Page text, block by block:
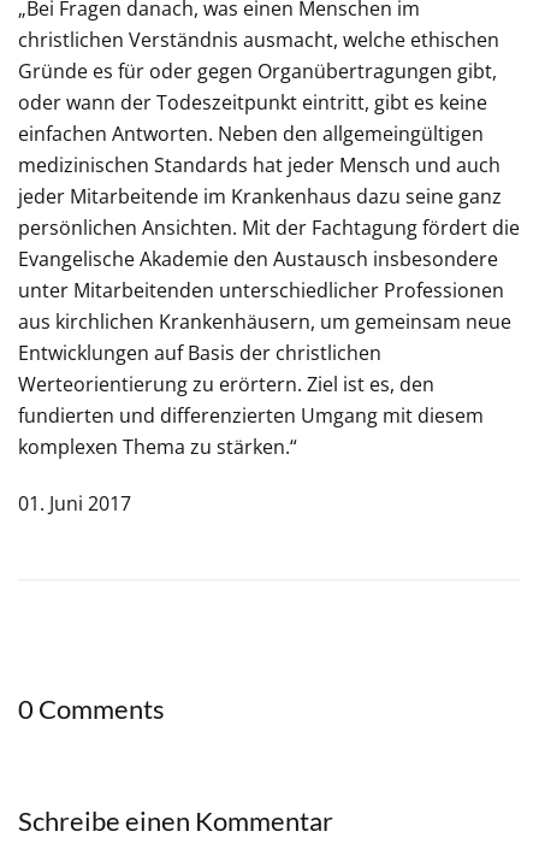
„Bei Fragen danach, was einen Menschen im
christlichen Verständnis ausmacht, welche ethischen
Gründe es für oder gegen Organübertragungen gibt,
oder wann der Todeszeitpunkt eintritt, gibt es keine
einfachen Antworten. Neben den allgemeingültigen
medizinischen Standards hat jeder Mensch und auch
jeder Mitarbeitende im Krankenhaus dazu seine ganz
persönlichen Ansichten. Mit der Fachtagung fördert die
Evangelische Akademie den Austausch insbesondere
unter Mitarbeitenden unterschiedlicher Professionen
aus kirchlichen Krankenhäusern, um gemeinsam neue
Entwicklungen auf Basis der christlichen
Werteorientierung zu erörtern. Ziel ist es, den
fundierten und differenzierten Umgang mit diesem
komplexen Thema zu stärken.“
01. Juni 2017
0 Comments
Schreibe einen Kommentar